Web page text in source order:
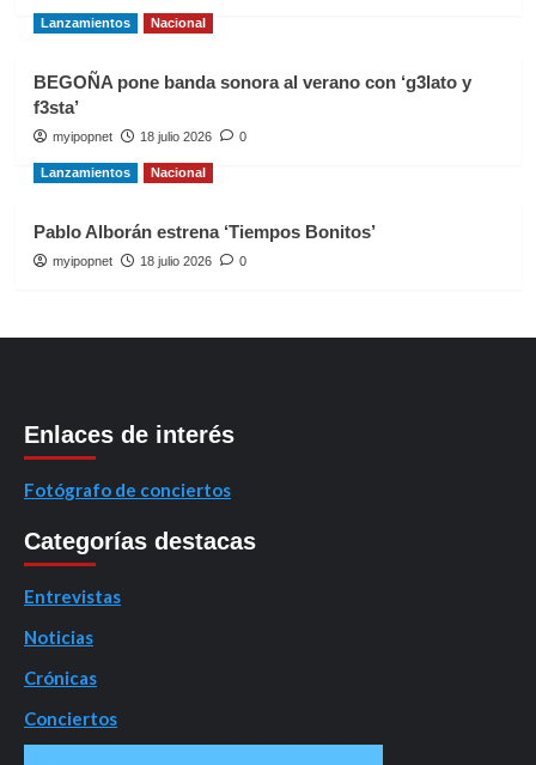
Lanzamientos Nacional
BEGOÑA pone banda sonora al verano con ‘g3lato y
f3sta’
myipopnet 18 julio 2026 0
Lanzamientos Nacional
Pablo Alborán estrena ‘Tiempos Bonitos’
myipopnet 18 julio 2026 0
Enlaces de interés
Fotógrafo de conciertos
Categorías destacas
Entrevistas
Noticias
Crónicas
Conciertos